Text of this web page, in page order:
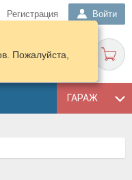
Регистрация Войти
ГАРАЖ
Пожалуйста,